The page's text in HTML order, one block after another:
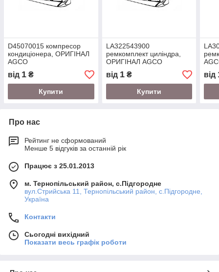
D45070015 компресор
кондиціонера, ОРИГІНАЛ
AGCO
від 1 ₴
Купити
LA322543900
ремкомплект циліндра,
ОРИГІНАЛ AGCO
від 1₴
Купити
від
Про нас
Рейтинг не сформований
Менше 5 відгуків за останній рік
Працює з 25.01.2013
м. Тернопільський район, с.Підгородне
вул.Стрийська 11, Тернопільський район, с.Підгородне,
Україна
Контакти
Сьогодні вихідний
Показати весь графік роботи